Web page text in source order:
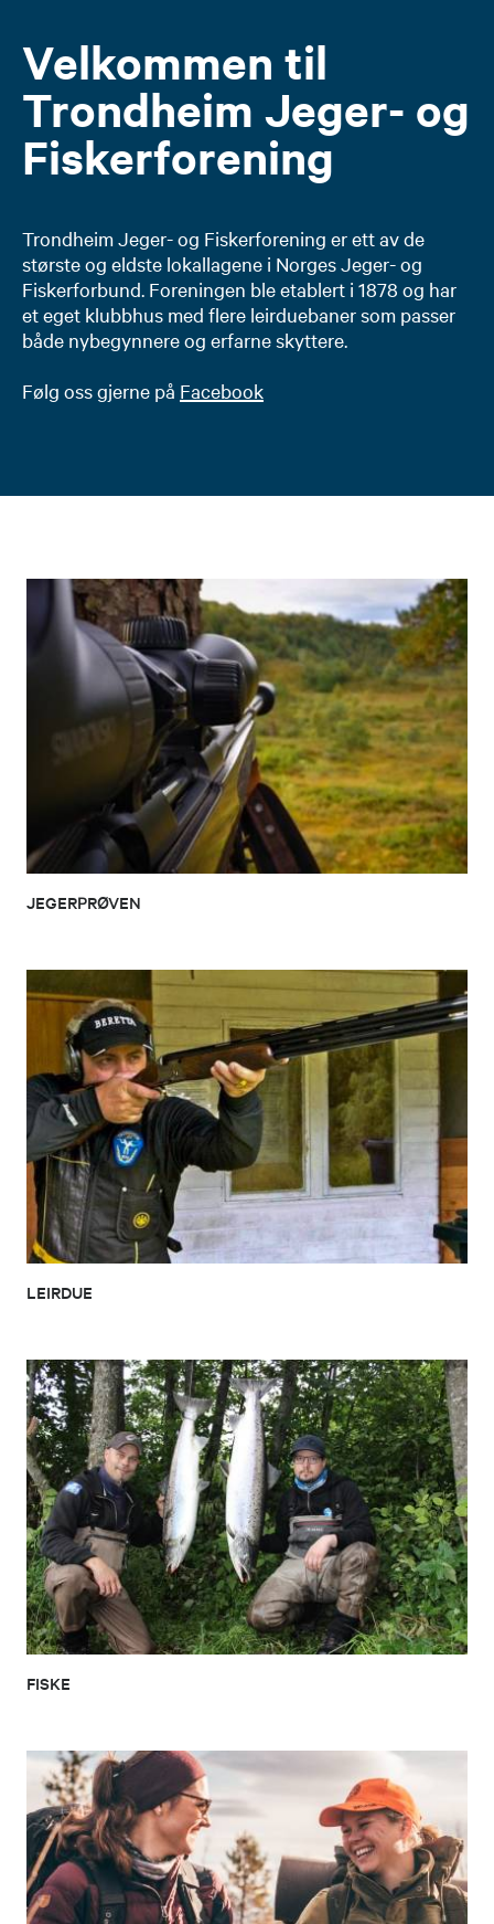
Velkommen til
Trondheim Jeger- og
Fiskerforening
Trondheim Jeger- og Fiskerforening er ett av de
største og eldste lokallagene i Norges Jeger- og
Fiskerforbund. Foreningen ble etablert i 1878 og har
et eget klubbhus med flere leirduebaner som passer
både nybegynnere og erfarne skyttere.
Følg oss gjerne på Facebook
JEGERPRØVEN
LEIRDUE
FISKE